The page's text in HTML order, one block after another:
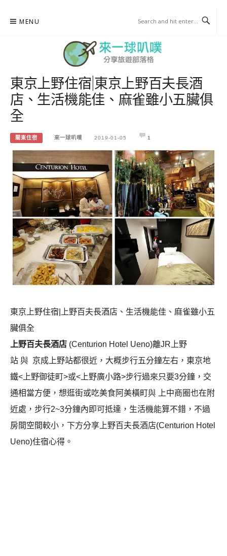
MENU
來一球叭噗
分享日本自助部落格
東京上野住宿|東京上野百夫長酒
店、生活機能佳、麻雀雖小五臟俱
全
關東住宿 來一球叭噗 2019-01-05 1
東京上野住宿|上野百夫長酒店、生活機能佳、麻雀雖小五
臟俱全
上野百夫長酒店 (Centurion Hotel Ueno)離JR 上野
站 與 京成上野站都很近，大概步行五分鐘左右，東京地
鐵<上野御徒町>或<上野廣小路>步行過來只要3分鐘，交
通相當方便，想逛街或吃美食阿美橫町與
上中商圈也在附
近處，步行2~3分鐘內即可抵達，生活機能算不錯，不過
房間空間較小，下方分享上野百夫長酒店(Centurion Hotel
Ueno)住宿心得。